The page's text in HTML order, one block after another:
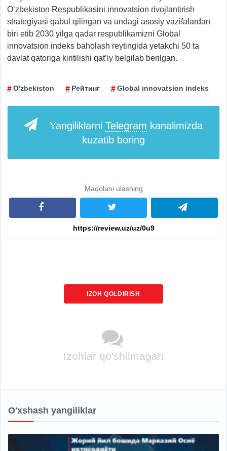
O‘zbekiston Respublikasini innovatsion rivojlantirish
strategiyasi qabul qilingan va undagi asosiy vazifalardan
biri etib 2030 yilga qadar respublikamizni Global
innovatsion indeks baholash reytingida yetakchi 50 ta
davlat qatoriga kiritilishi qat’iy belgilab berilgan.
O'zbekiston Рейтинг Global innovatsion indeks
Yangiliklarni Telegram kanalimizda
kuzatib boring
Maqolani ulashing
IZOH QOLDIRISH
Izohlar qo'shilmagan
O'xshash yangiliklar